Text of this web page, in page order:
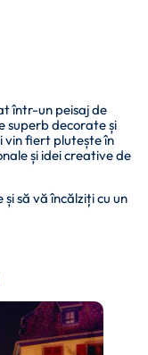
într-un peisaj de
superb decorate și
vin fiert plutește în
și idei creative de
să vă încălziți cu un